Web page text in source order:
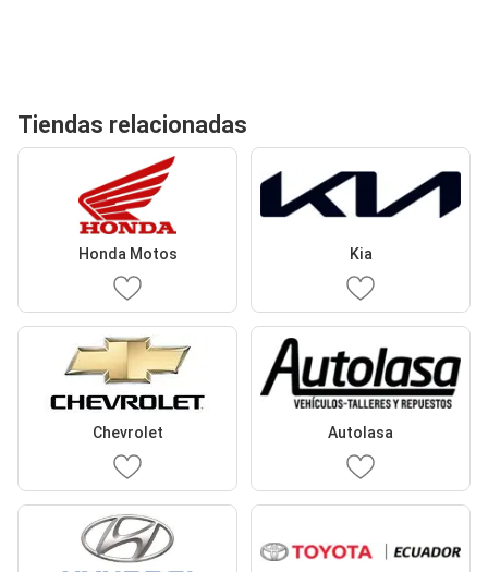
Tiendas relacionadas
Honda Motos Kia
Chevrolet Autolasa